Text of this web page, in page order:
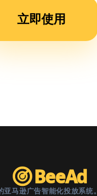
间，
现在
止一
立即使用
BeeAd
亚马逊广告智能化投放系统。